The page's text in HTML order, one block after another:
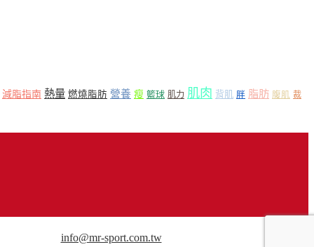
減脂指南 熱量 燃燒脂肪 營養 瘦 籃球 肌力 肌肉 背肌 胖 脂肪 腹肌 裁
info@mr-sport.com.tw